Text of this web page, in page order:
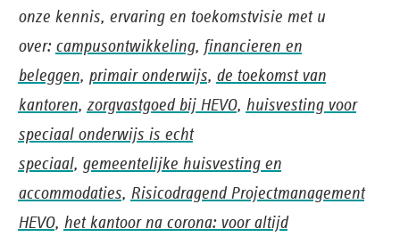
onze kennis, ervaring en toekomstvisie met u
over: campusontwikkeling, financieren en
beleggen, primair onderwijs, de toekomst van
kantoren, zorgvastgoed bij HEVO, huisvesting voor
speciaal onderwijs is echt
speciaal, gemeentelijke huisvesting en
accommodaties, Risicodragend Projectmanagement
HEVO, het kantoor na corona: voor altijd